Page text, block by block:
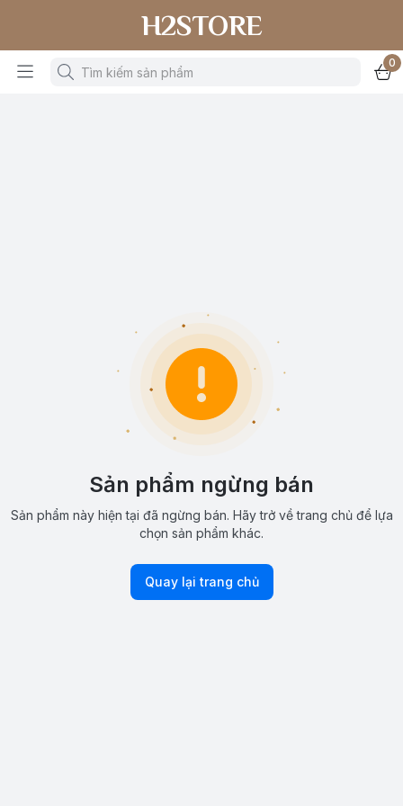
H2STORE
0
Sản phẩm ngừng bán
Sản phẩm này hiện tại đã ngừng bán. Hãy trở về trang chủ để lựa
chọn sản phẩm khác.
Quay lại trang chủ